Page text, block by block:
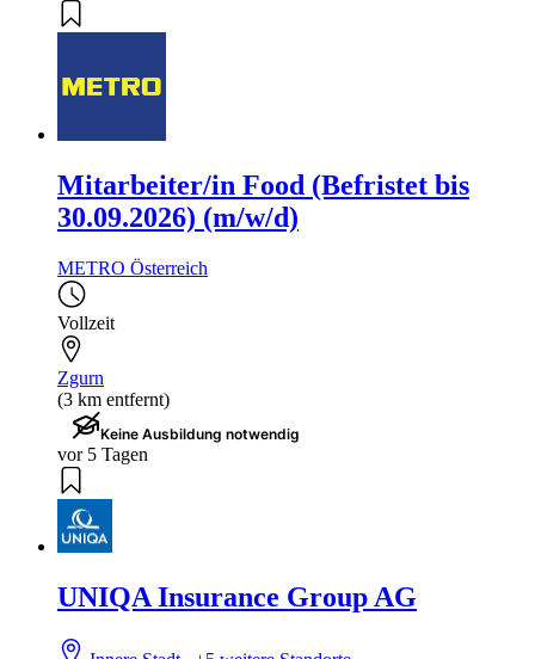
Mitarbeiter/in Food (Befristet bis
30.09.2026) (m/w/d)
METRO Österreich
Vollzeit
Zgurn
(3 km entfernt)
Keine Ausbildung notwendig
vor 5 Tagen
UNIQA Insurance Group AG